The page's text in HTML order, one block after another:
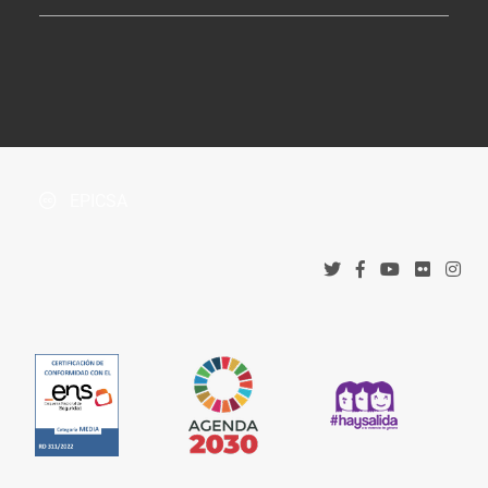
Tribunal Administrativo de Recursos Contractuales